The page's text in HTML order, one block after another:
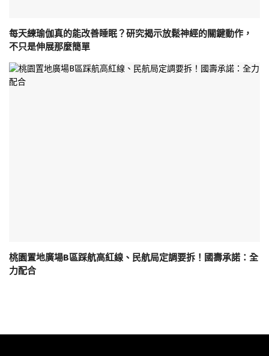
每天練瑜伽真的能改善睡眠？研究揭示放鬆神經的關鍵動作，
不只是伸展那麼簡單
桃園置地廣場B區踩航高紅線、民航局定調要拆！國壽承諾：全
力配合